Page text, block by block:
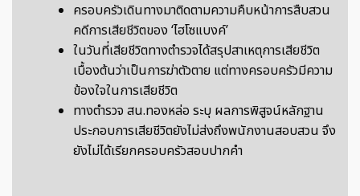
ครอบครัวเดินทางมาติดตามความคืบหน้าการสืบสวน
คดีการเสียชีวิตของ ‘ไฮโซแบงค์’
ในวันที่เสียชีวิตทางตำรวจได้สรุปสาเหตุการเสียชีวิต
เบื้องต้นว่าเป็นการฆ่าตัวตาย แต่ทางครอบครัวมีความ
ข้องใจในการเสียชีวิต
ทางตำรวจ สน.ทองหล่อ ระบุ ผลการพิสูจน์หลักฐาน
ประกอบการเสียชีวิตยังไม่ส่งถึงพนักงานสอบสวน จึง
ยังไม่ได้เรียกครอบครัวสอบปากคำ